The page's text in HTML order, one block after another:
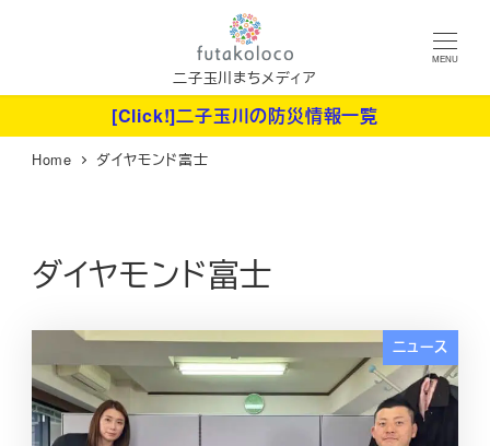
ン
二子玉川まちメディア
MENU
[Click!]二子玉川の防災情報一覧
Home ダイヤモンド富士
ダイヤモンド富士
ニュース